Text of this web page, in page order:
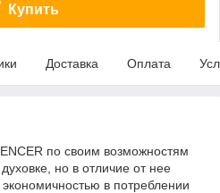
Купить
Доставка Оплата
по своим возможностям
но в отличие от нее
в потреблении